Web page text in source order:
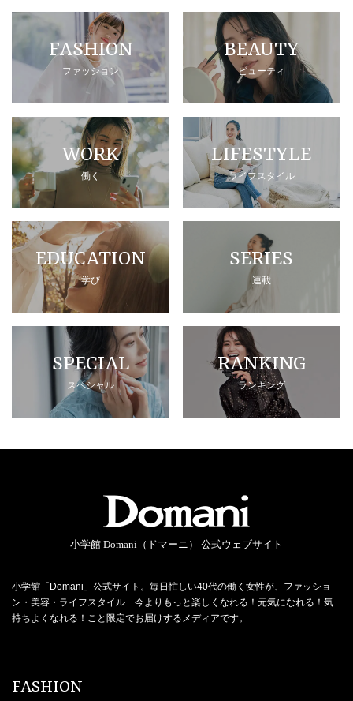
FASHION
ファッション
BEAUTY
ビューティ
WORK
働く
LIFESTYLE
ライフスタイル
EDUCATION
学び
SERIES
連載
SPECIAL
スペシャル
RANKING
ランキング
小学館 Domani（ドマーニ） 公式ウェブサイト
小学館「Domani」公式サイト。毎日忙しい40代の働く女性が、ファッショ
ン・美容・ライフスタイル…今よりもっと楽しくなれる！元気になれる！気
持ちよくなれる！こと限定でお届けするメディアです。
FASHION